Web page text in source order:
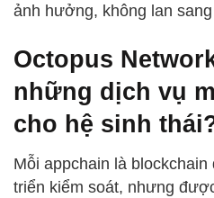
ảnh hưởng, không lan
Octopus
những dịch vụ
cho hệ sinh
Mỗi appchain là
triển kiểm soát, nhưng